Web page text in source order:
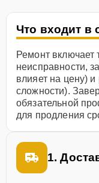
Что входит в
Ремонт включает
неисправности,
влияет на цену) и
сложности).
обязательной
для продления
1.